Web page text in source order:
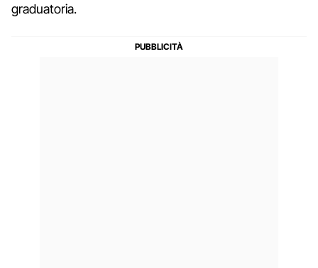
graduatoria.